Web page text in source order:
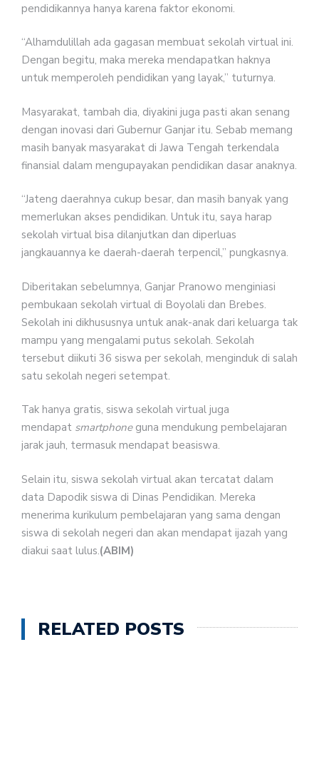
pendidikannya hanya karena faktor ekonomi.
“Alhamdulillah ada gagasan membuat sekolah virtual ini.
Dengan begitu, maka mereka mendapatkan haknya
untuk memperoleh pendidikan yang layak,” tuturnya.
Masyarakat, tambah dia, diyakini juga pasti akan senang
dengan inovasi dari Gubernur Ganjar itu. Sebab memang
masih banyak masyarakat di Jawa Tengah terkendala
finansial dalam mengupayakan pendidikan dasar anaknya.
“Jateng daerahnya cukup besar, dan masih banyak yang
memerlukan akses pendidikan. Untuk itu, saya harap
sekolah virtual bisa dilanjutkan dan diperluas
jangkauannya ke daerah-daerah terpencil,” pungkasnya.
Diberitakan sebelumnya, Ganjar Pranowo menginiasi
pembukaan sekolah virtual di Boyolali dan Brebes.
Sekolah ini dikhususnya untuk anak-anak dari keluarga tak
mampu yang mengalami putus sekolah. Sekolah
tersebut diikuti 36 siswa per sekolah, menginduk di salah
satu sekolah negeri setempat.
Tak hanya gratis, siswa sekolah virtual juga
mendapat smartphoneguna mendukung pembelajaran
jarak jauh, termasuk mendapat beasiswa.
Selain itu, siswa sekolah virtual akan tercatat dalam
data Dapodik siswa di Dinas Pendidikan. Mereka
menerima kurikulum pembelajaran yang sama dengan
siswa di sekolah negeri dan akan mendapat ijazah yang
diakui saat lulus.(ABIM)
RELATED POSTS